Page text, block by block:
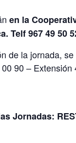
en la
Telf 967 49 50
de la jornada,
90 –
Jornadas: